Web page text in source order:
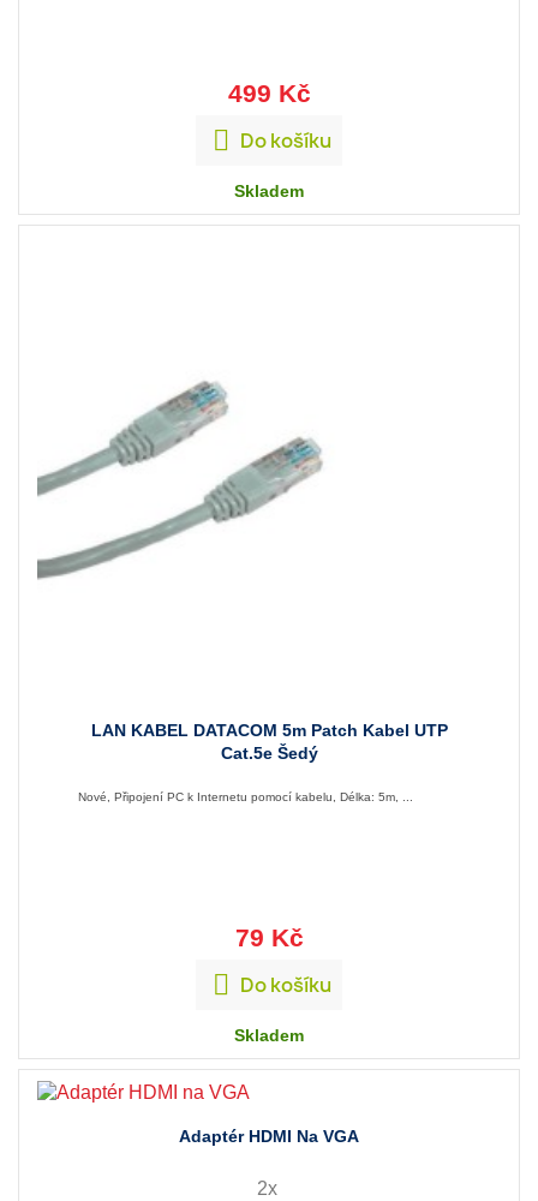
499 Kč
 Do košíku
Skladem
LAN KABEL DATACOM 5m Patch Kabel UTP
Cat.5e Šedý
Nové, Připojení PC k Internetu pomocí kabelu, Délka: 5m, ...
79 Kč
 Do košíku
Skladem
Adaptér HDMI Na VGA
2x